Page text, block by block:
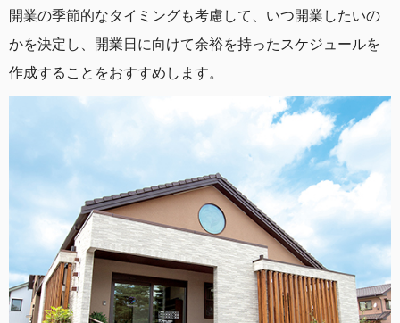
開業の季節的なタイミングも考慮して、いつ開業したいの
かを決定し、開業日に向けて余裕を持ったスケジュールを
作成することをおすすめします。